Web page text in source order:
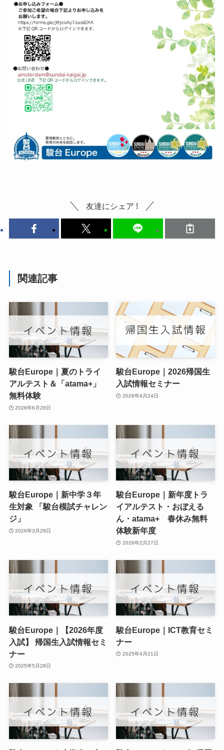
友達にシェア !
関連記事
駿台Europe｜夏のトライ
アルテスト＆「atama+」
無料体験
2026年6月28日
駿台Europe｜2026帰国生
入試情報セミナー
2026年4月24日
駿台Europe｜新中学３年
生対象 「駿台模試チャレン
ジ」
2026年3月29日
駿台Europe｜新年度トラ
イアルテスト・おぼえる
ん・atama+ 春休み無料
体験新年度
2026年2月27日
駿台Europe｜【2026年度
入試】 帰国生入試情報セミ
ナー
2025年5月28日
駿台Europe｜ICT教育セミ
ナー
2025年4月21日